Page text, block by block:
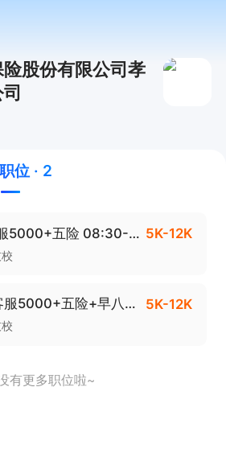
股份有限公司孝
位 · 2
双休车险外呼客服5000+五险 08:30-18:00 5K-12K
双休+呼叫中心客服5000+五险+早八点半晚五点半 5K-12K
有更多职位啦~